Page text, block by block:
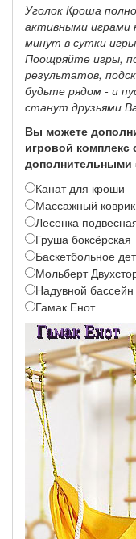
Уголок Кроша
активными играми
минут в сутки
Поощряйте игры,
результатов,
будьте рядом - и
станут друзьями
Вы можете
игровой
дополнительными
Канат для кроши
Массажный
Лесенка
Груша боксёрская
Баскетбольное
Мольберт
Надувной
Гамак Енот